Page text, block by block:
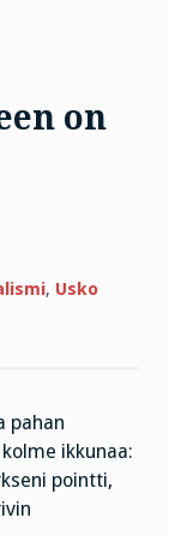
on
, Usko
pahan
ikkunaa:
pointti,